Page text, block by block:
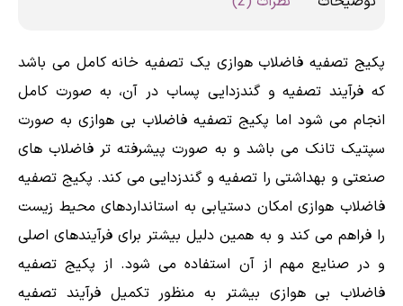
پکیج تصفیه فاضلاب هوازی یک تصفیه خانه کامل می باشد
که فرآیند تصفیه و گندزدایی پساب در آن، به صورت کامل
انجام می شود اما پکیج تصفیه فاضلاب بی هوازی به صورت
سپتیک تانک می باشد و به صورت پیشرفته تر فاضلاب های
صنعتی و بهداشتی را تصفیه و گندزدایی می کند. پکیج تصفیه
فاضلاب هوازی امکان دستیابی به استانداردهای محیط زیست
را فراهم می کند و به همین دلیل بیشتر برای فرآیندهای اصلی
و در صنایع مهم از آن استفاده می شود. از پکیج تصفیه
فاضلاب بی هوازی بیشتر به منظور تکمیل فرآیند تصفیه